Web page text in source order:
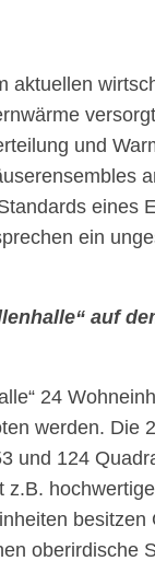
aktuellen
und
eines
ein
auf
24
werden. Die
und 124
oberirdische